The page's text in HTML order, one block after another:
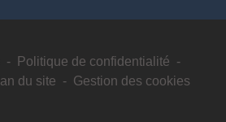
- Politique de confidentialité -
du site - Gestion des cookies